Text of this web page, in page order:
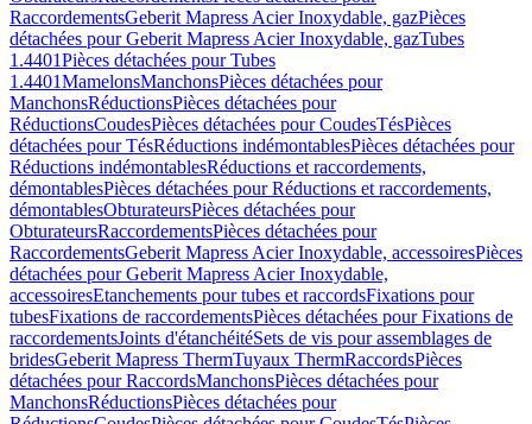
RaccordementsGeberit Mapress Acier Inoxydable, gazPièces
détachées pour Geberit Mapress Acier Inoxydable, gazTubes
1.4401Pièces détachées pour Tubes
1.4401MamelonsManchonsPièces détachées pour
ManchonsRéductionsPièces détachées pour
RéductionsCoudesPièces détachées pour CoudesTésPièces
détachées pour TésRéductions indémontablesPièces détachées pour
Réductions indémontablesRéductions et raccordements,
démontablesPièces détachées pour Réductions et raccordements,
démontablesObturateursPièces détachées pour
ObturateursRaccordementsPièces détachées pour
RaccordementsGeberit Mapress Acier Inoxydable, accessoiresPièces
détachées pour Geberit Mapress Acier Inoxydable,
accessoiresEtanchements pour tubes et raccordsFixations pour
tubesFixations de raccordementsPièces détachées pour Fixations de
raccordementsJoints d'étanchéitéSets de vis pour assemblages de
bridesGeberit Mapress ThermTuyaux ThermRaccordsPièces
détachées pour RaccordsManchonsPièces détachées pour
ManchonsRéductionsPièces détachées pour